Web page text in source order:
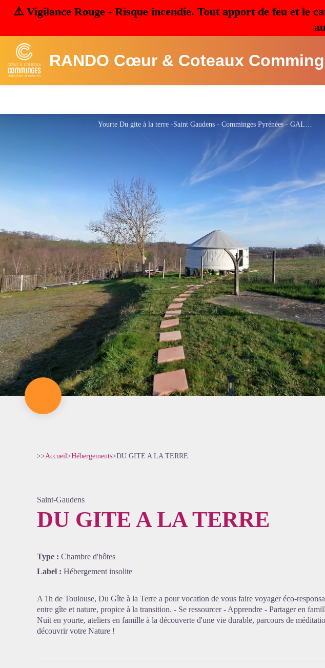
⚠️ Vigilance Rouge - Risque incendie. Tout apport de feu et le
RANDO Cœur & Coteaux
Yourte Du gite à la terre -Saint Gaudens - Comminges Pyrénées - GALLIS
>>Accueil>Hébergements>DU GITE A LA TERRE
Saint-Gaudens
DU GITE A LA TERRE
Type : Chambre d'hôtes
Label : Hébergement insolite
A 1h de Toulouse, Du Gîte à la Terre a pour vocation de vous faire voyager éco-
entre gîte et nature, propice à la transition. - Se ressourcer - Apprendre - Partager en
Nuit en yourte, ateliers en famille à la découverte d'une vie durable, parcours de
découvrir votre Nature !